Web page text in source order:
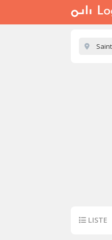
LISTE